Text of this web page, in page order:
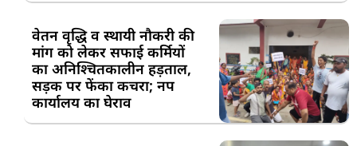
वेतन वृद्धि व स्थायी नौकरी की
मांग को लेकर सफाई कर्मियों
का अनिश्चितकालीन हड़ताल,
सड़क पर फेंका कचरा; नप
कार्यालय का घेराव